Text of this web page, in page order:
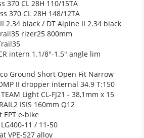
370 CL 28H 110/15TA
370 CL 28H 148/12TA
2.34 black / DT Alpine II 2.34 black
rizer25 800mm
intern 1.1/8"-1.5" angle lim
Ground Short Open Fit Narrow
II dropper internal 34.9 T:150
Light CL-FJ21 - 38,1mm x 15
ISIS 160mm Q12
EPT e-bike
11 / 11-50
VPE-527 alloy